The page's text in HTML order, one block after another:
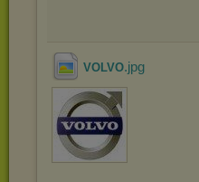
VOLVO.jpg